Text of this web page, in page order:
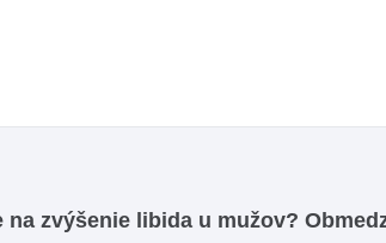
na zvýšenie libida u mužov?